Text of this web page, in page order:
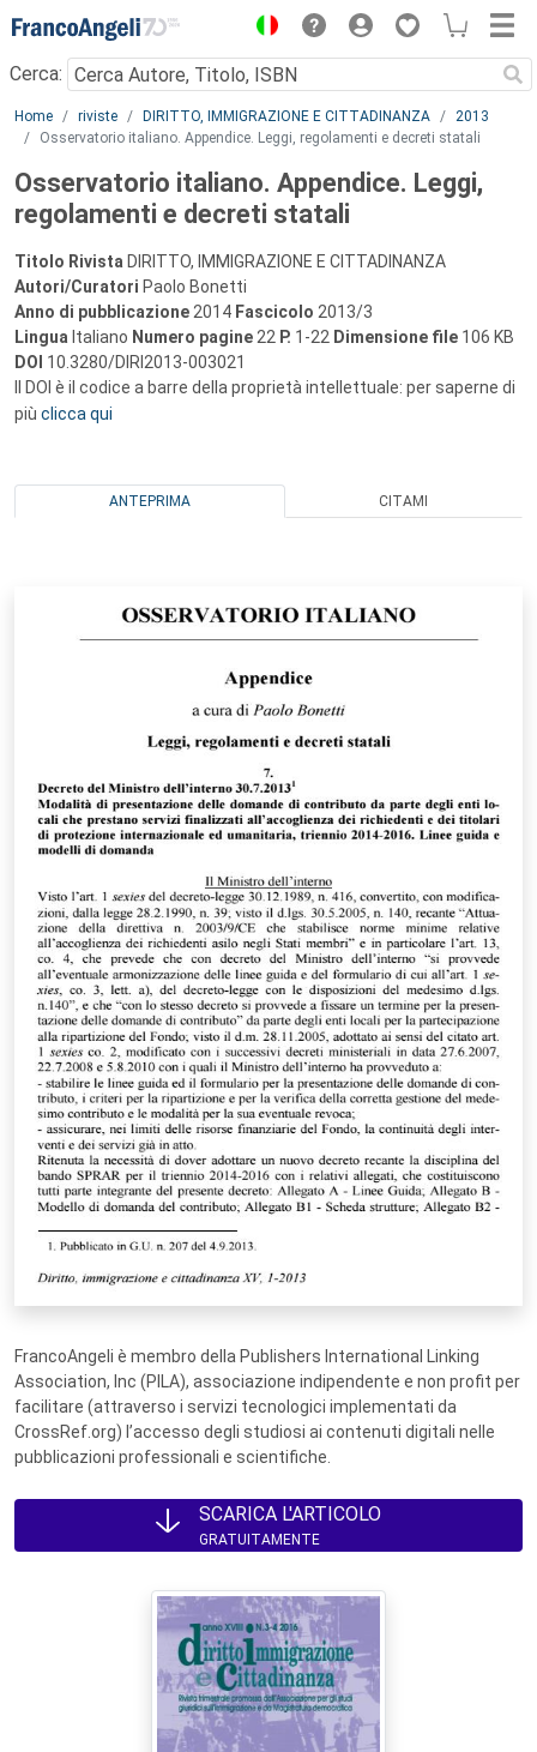
Menu
Cerca:
Main content
Home riviste DIRITTO, IMMIGRAZIONE E CITTADINANZA
2013
Osservatorio italiano. Appendice. Leggi, regolamenti e decreti statali
Osservatorio italiano. Appendice. Leggi,
regolamenti e decreti statali
Titolo Rivista DIRITTO, IMMIGRAZIONE E CITTADINANZA
Autori/Curatori Paolo Bonetti
Anno di pubblicazione 2014 Fascicolo 2013/3
Lingua Italiano Numero pagine 22 P. 1-22 Dimensione file 106 KB
DOI 10.3280/DIRI2013-003021
Il DOI è il codice a barre della proprietà intellettuale: per saperne di
più clicca qui
ANTEPRIMA CITAMI
FrancoAngeli è membro della Publishers International Linking
Association, Inc (PILA), associazione indipendente e non profit per
facilitare (attraverso i servizi tecnologici implementati da
CrossRef.org) l’accesso degli studiosi ai contenuti digitali nelle
pubblicazioni professionali e scientifiche.
SCARICA L'ARTICOLO
GRATUITAMENTE